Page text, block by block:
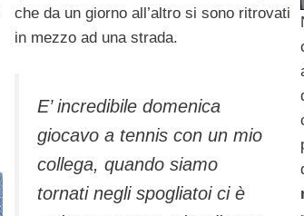
che da un giorno all’altro si sono ritrovati
in mezzo ad una strada.
E’ incredibile domenica
giocavo a tennis con un mio
collega, quando siamo
tornati negli spogliatoi ci è